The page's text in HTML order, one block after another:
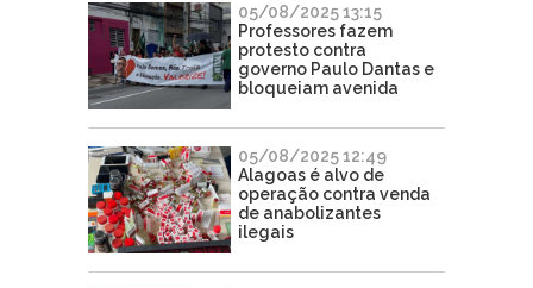
05/08/2025 13:15
Professores fazem
protesto contra
governo Paulo Dantas e
bloqueiam avenida
05/08/2025 12:49
Alagoas é alvo de
operação contra venda
de anabolizantes
ilegais